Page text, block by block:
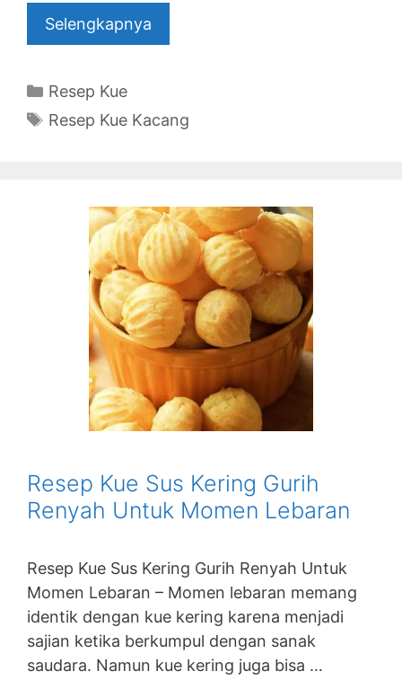
Selengkapnya
Categories
Resep Kue
Tags
Resep Kue Kacang
Resep Kue Sus Kering Gurih
Renyah Untuk Momen Lebaran
Resep Kue Sus Kering Gurih Renyah Untuk
Momen Lebaran – Momen lebaran memang
identik dengan kue kering karena menjadi
sajian ketika berkumpul dengan sanak
saudara. Namun kue kering juga bisa …